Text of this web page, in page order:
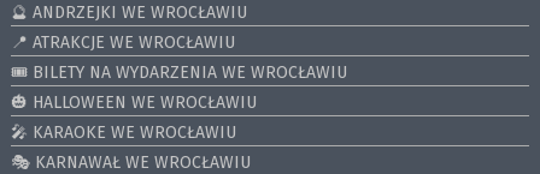
🔮 ANDRZEJKI WE WROCŁAWIU
📍 ATRAKCJE WE WROCŁAWIU
🎟️ BILETY NA WYDARZENIA WE WROCŁAWIU
🎃 HALLOWEEN WE WROCŁAWIU
🎤 KARAOKE WE WROCŁAWIU
🎭 KARNAWAŁ WE WROCŁAWIU